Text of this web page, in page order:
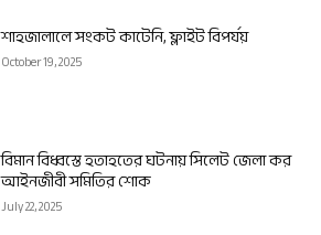
শাহজালালে সংকট কাটেনি, ফ্লাইট বিপর্যয়
October 19, 2025
বিমান বিধ্বস্তে হতাহতের ঘটনায় সিলেট জেলা কর
আইনজীবী সমিতির শোক
July 22, 2025